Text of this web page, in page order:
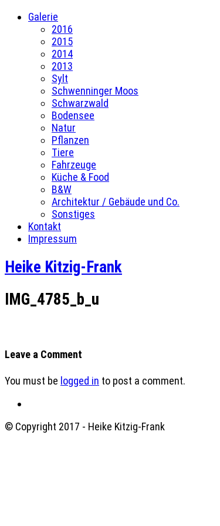
Galerie
2016
2015
2014
2013
Sylt
Schwenninger Moos
Schwarzwald
Bodensee
Natur
Pflanzen
Tiere
Fahrzeuge
Küche & Food
B&W
Architektur / Gebäude und Co.
Sonstiges
Kontakt
Impressum
Heike Kitzig-Frank
IMG_4785_b_u
Leave a Comment
You must be logged in to post a comment.
© Copyright 2017 - Heike Kitzig-Frank